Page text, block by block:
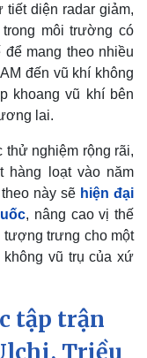
máy
tiết diện radar giảm,
môi trường có
mang theo nhiều
đến vũ khí không
khoang vũ khí bên
lai.
nghiệm rộng rãi,
hàng loạt vào năm
này sẽ hiện đại
, nâng cao vị thế
tượng trưng cho một
vũ trụ của xứ
tập trận
Triều